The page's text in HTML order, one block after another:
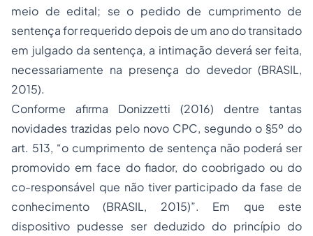
meio de edital; se o pedido de cumprimento de
sentença for requerido depois de um ano do transitado
em julgado da sentença, a intimação deverá ser feita,
necessariamente na presença do devedor (BRASIL,
2015).
Conforme afirma Donizzetti (2016) dentre tantas
novidades trazidas pelo novo CPC, segundo o §5º do
art. 513, “o cumprimento de sentença não poderá ser
promovido em face do fiador, do coobrigado ou do
co-responsável que não tiver participado da fase de
conhecimento (BRASIL, 2015)”. Em que este
dispositivo pudesse ser deduzido do princípio do